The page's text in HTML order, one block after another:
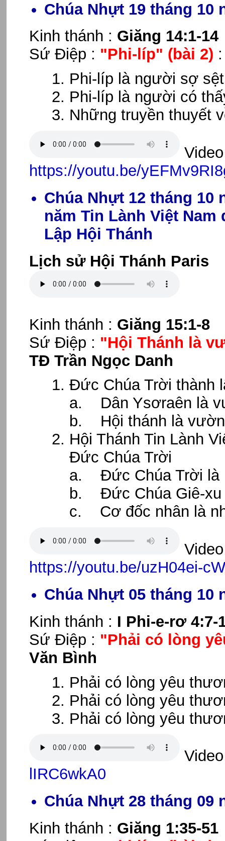
Chúa Nhựt 19 tháng 10
Kinh thánh : Giăng 14:1-14
Sứ Điệp : "Phi-líp" (bài 2)
Phi-líp là người sợ
Phi-líp là người có
Những truyền thuyết
https://youtu.be/
Chúa Nhựt 12 tháng 10
năm Tin Lành Việt Nam
Lập Hội Thánh
Lịch sử Hội Thánh Paris
Kinh thánh : Giăng 15:1-8
Sứ Điệp : "Hội Thánh là
TĐ Trần Ngọc Danh
Đức Chúa Trời thành
a. Dân Ysơraên là
b. Hội thánh là
Hội Thánh Tin Lành
Đức Chúa Trời
a. Đức Chúa Trời là
b. Đức Chúa Giê-xu
c. Cơ đốc nhân là
https://youtu.be/uzH04ei-
Chúa Nhựt 05 tháng 10
Kinh thánh : I Phi-e-rơ 4:7-
Sứ Điệp : "Phải có lòng
Văn Bình
Phải có lòng yêu
Phải có lòng yêu
Phải có lòng yêu
lIRC6wkA0
Chúa Nhựt 28 tháng 09
Kinh thánh : Giăng 1:35-51